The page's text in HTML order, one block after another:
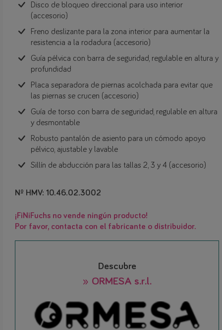
Disco de bloqueo direccional para uso interior
(accesorio)
Freno deslizante para la zona interior para aumentar la
resistencia a la rodadura (accesorio)
Guía pélvica con barra de seguridad, regulable en altura y
profundidad
Placa separadora de piernas acolchada para evitar que
las piernas se crucen (accesorio)
Guía de torso con barra de seguridad, regulable en altura
y desmontable
Robusto pantalón de asiento para un cómodo apoyo
pélvico, ajustable y lavable
Sillín de abducción para las tallas 2, 3 y 4 (accesorio)
Nº HMV: 10.46.02.3002
¡FiNiFuchs no vende ningún producto!
Por favor, contacta con el fabricante o distribuidor.
Descubre
» ORMESA s.r.l.